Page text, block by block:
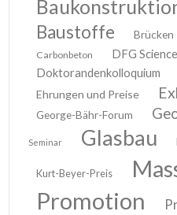
Baustoffe Brücken
Carbonbeton
DFG
Doktorandenkolloquium
Ehrungen und Preise
George-Bähr-Forum
Seminar Glasbau
Kurt-Beyer-Preis
Promotion